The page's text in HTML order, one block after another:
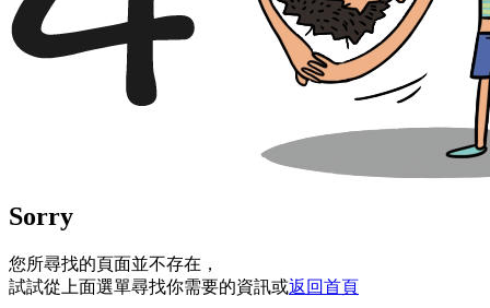
Sorry
您所尋找的頁面並不存在，
試試從上面選單尋找你需要的資訊或返回首頁